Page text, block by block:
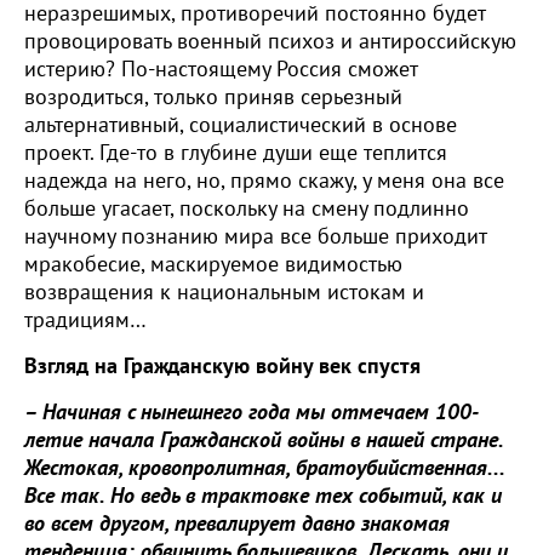
неразрешимых, противоречий постоянно будет
провоцировать военный психоз и антироссийскую
истерию? По-настоящему Россия сможет
возродиться, только приняв серьезный
альтернативный, социалистический в основе
проект. Где-то в глубине души еще теплится
надежда на него, но, прямо скажу, у меня она все
больше угасает, поскольку на смену подлинно
научному познанию мира все больше приходит
мракобесие, маскируемое видимостью
возвращения к национальным истокам и
традициям…
Взгляд на Гражданскую войну век спустя
– Начиная с нынешнего года мы отмечаем 100-
летие начала Гражданской войны в нашей стране.
Жестокая, кровопролитная, братоубийственная...
Все так. Но ведь в трактовке тех событий, как и
во всем другом, превалирует давно знакомая